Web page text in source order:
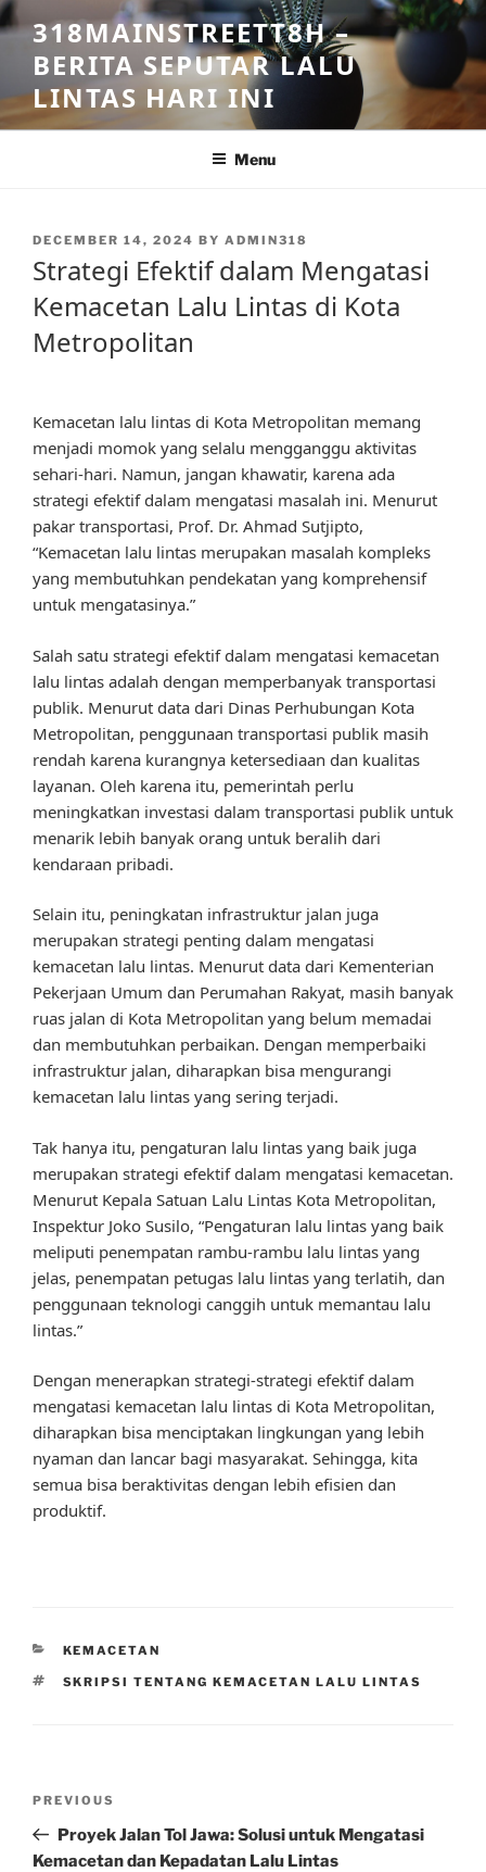
Skip
to
content
318MAINSTREETT8H –
BERITA SEPUTAR LALU
LINTAS HARI INI
Menu
POSTED
DECEMBER 14, 2024 BY ADMIN318
Strategi Efektif dalam Mengatasi
Kemacetan Lalu Lintas di Kota
Metropolitan
Kemacetan lalu lintas di Kota Metropolitan memang
menjadi momok yang selalu mengganggu aktivitas
sehari-hari. Namun, jangan khawatir, karena ada
strategi efektif dalam mengatasi masalah ini. Menurut
pakar transportasi, Prof. Dr. Ahmad Sutjipto,
“Kemacetan lalu lintas merupakan masalah kompleks
yang membutuhkan pendekatan yang komprehensif
untuk mengatasinya.”
Salah satu strategi efektif dalam mengatasi kemacetan
lalu lintas adalah dengan memperbanyak transportasi
publik. Menurut data dari Dinas Perhubungan Kota
Metropolitan, penggunaan transportasi publik masih
rendah karena kurangnya ketersediaan dan kualitas
layanan. Oleh karena itu, pemerintah perlu
meningkatkan investasi dalam transportasi publik untuk
menarik lebih banyak orang untuk beralih dari
kendaraan pribadi.
Selain itu, peningkatan infrastruktur jalan juga
merupakan strategi penting dalam mengatasi
kemacetan lalu lintas. Menurut data dari Kementerian
Pekerjaan Umum dan Perumahan Rakyat, masih banyak
ruas jalan di Kota Metropolitan yang belum memadai
dan membutuhkan perbaikan. Dengan memperbaiki
infrastruktur jalan, diharapkan bisa mengurangi
kemacetan lalu lintas yang sering terjadi.
Tak hanya itu, pengaturan lalu lintas yang baik juga
merupakan strategi efektif dalam mengatasi kemacetan.
Menurut Kepala Satuan Lalu Lintas Kota Metropolitan,
Inspektur Joko Susilo, “Pengaturan lalu lintas yang baik
meliputi penempatan rambu-rambu lalu lintas yang
jelas, penempatan petugas lalu lintas yang terlatih, dan
penggunaan teknologi canggih untuk memantau lalu
lintas.”
Dengan menerapkan strategi-strategi efektif dalam
mengatasi kemacetan lalu lintas di Kota Metropolitan,
diharapkan bisa menciptakan lingkungan yang lebih
nyaman dan lancar bagi masyarakat. Sehingga, kita
semua bisa beraktivitas dengan lebih efisien dan
produktif.
CATEGORIES
KEMACETAN
TAGS
SKRIPSI TENTANG KEMACETAN LALU LINTAS
Previous
Post
PREVIOUS
Proyek Jalan Tol Jawa: Solusi untuk Mengatasi
Kemacetan dan Kepadatan Lalu Lintas